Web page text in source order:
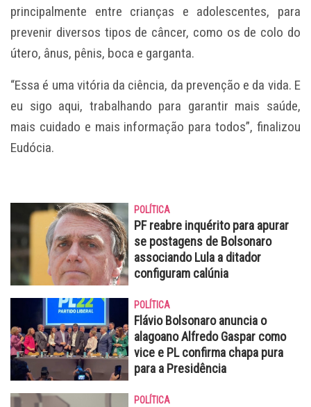
principalmente entre crianças e adolescentes, para
prevenir diversos tipos de câncer, como os de colo do
útero, ânus, pênis, boca e garganta.
“Essa é uma vitória da ciência, da prevenção e da vida. E
eu sigo aqui, trabalhando para garantir mais saúde,
mais cuidado e mais informação para todos”, finalizou
Eudócia.
POLÍTICA
PF reabre inquérito para apurar
se postagens de Bolsonaro
associando Lula a ditador
configuram calúnia
POLÍTICA
Flávio Bolsonaro anuncia o
alagoano Alfredo Gaspar como
vice e PL confirma chapa pura
para a Presidência
POLÍTICA